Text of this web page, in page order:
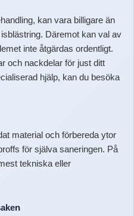
kan vara billigare än
Däremot kan val av
inte åtgärdas ordentligt.
och nackdelar för just ditt
hjälp, kan du besöka
material och förbereda ytor
för själva saneringen. På
tekniska eller